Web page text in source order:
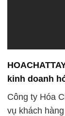
kinh doanh
Công ty Hóa
vụ khách